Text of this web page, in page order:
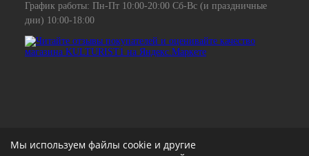
График работы: Пн-Пт 10:00-20:00 Сб-Вс (и праздничные
дни) 10:00-18:00
Мы используем файлы cookie и другие